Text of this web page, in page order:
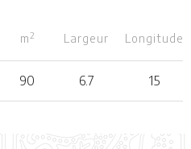
m2 Largeur Longitude
90 6.7 15